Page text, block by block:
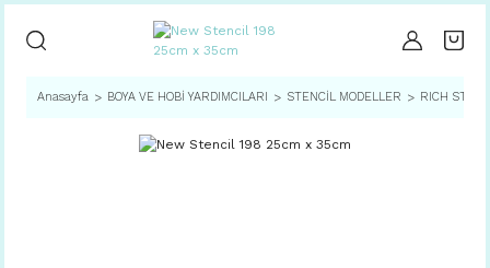
Anasayfa BOYA VE HOBİ YARDIMCILARI STENCİL MODELLER RICH